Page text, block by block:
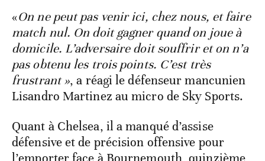
«On ne peut pas venir ici, chez nous, et faire
match nul. On doit gagner quand on joue à
domicile. L’adversaire doit souffrir et on n’a
pas obtenu les trois points. C’est très
frustrant », a réagi le défenseur mancunien
Lisandro Martinez au micro de Sky Sports.
Quant à Chelsea, il a manqué d’assise
défensive et de précision offensive pour